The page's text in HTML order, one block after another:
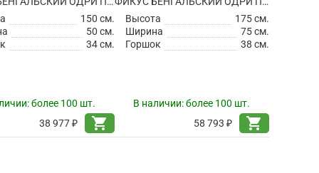
150 см.
50 см.
34 см.
более 100 шт.
38 977 ₽
shopping_cart
Высота
175 см.
Ширина
75 см.
Горшок
38 см.
В наличии:более 100 шт.
58 793 ₽
shopping_cart